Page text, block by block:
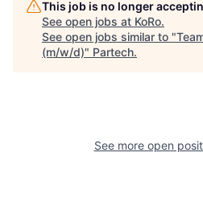
This job is no longer
See open jobs at KoRo.
See open jobs similar to "
(m/w/d)" Partech.
See more open